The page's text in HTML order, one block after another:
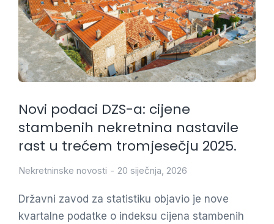
Novi podaci DZS-a: cijene
stambenih nekretnina nastavile
rast u trećem tromjesečju 2025.
Nekretninske novosti 20 siječnja, 2026
Državni zavod za statistiku objavio je nove
kvartalne podatke o indeksu cijena stambenih